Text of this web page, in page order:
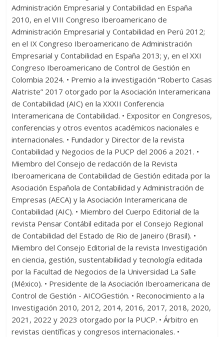
Administración Empresarial y Contabilidad en España
2010, en el VIII Congreso Iberoamericano de
Administración Empresarial y Contabilidad en Perú 2012;
en el IX Congreso Iberoamericano de Administración
Empresarial y Contabilidad en España 2013; y, en el XXI
Congreso Iberoamericano de Control de Gestión en
Colombia 2024. • Premio a la investigación “Roberto Casas
Alatriste” 2017 otorgado por la Asociación Interamericana
de Contabilidad (AIC) en la XXXII Conferencia
Interamericana de Contabilidad. • Expositor en Congresos,
conferencias y otros eventos académicos nacionales e
internacionales. • Fundador y Director de la revista
Contabilidad y Negocios de la PUCP del 2006 a 2021. •
Miembro del Consejo de redacción de la Revista
Iberoamericana de Contabilidad de Gestión editada por la
Asociación Española de Contabilidad y Administración de
Empresas (AECA) y la Asociación Interamericana de
Contabilidad (AIC). • Miembro del Cuerpo Editorial de la
revista Pensar Contábil editada por el Consejo Regional
de Contabilidad del Estado de Rio de Janeiro (Brasil). •
Miembro del Consejo Editorial de la revista Investigación
en ciencia, gestión, sustentabilidad y tecnología editada
por la Facultad de Negocios de la Universidad La Salle
(México). • Presidente de la Asociación Iberoamericana de
Control de Gestión - AICOGestión. • Reconocimiento a la
Investigación 2010, 2012, 2014, 2016, 2017, 2018, 2020,
2021, 2022 y 2023 otorgado por la PUCP. • Árbitro en
revistas científicas y congresos internacionales. •